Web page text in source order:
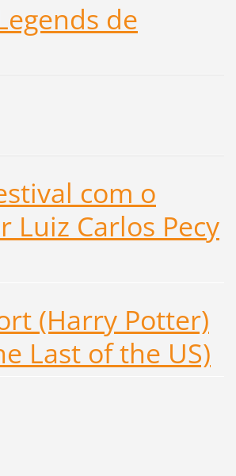
de
com o
Luiz Carlos Pecy
(Harry Potter)
Last of the US)